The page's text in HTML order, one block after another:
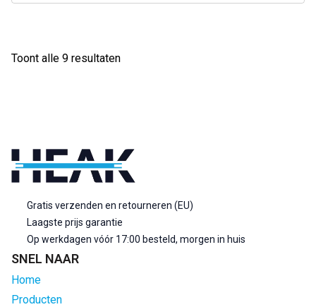
Toont alle 9 resultatenGesorteerd
Gratis verzenden en retourneren (EU)
Laagste prijs garantie
Op werkdagen vóór 17:00 besteld, morgen in huis
SNEL NAAR
Home
Producten